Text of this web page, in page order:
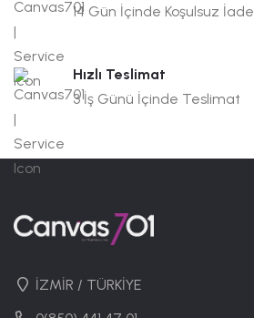
14 Gün İçinde Koşulsuz İade
Hızlı Teslimat
3 İş Günü İçinde Teslimat
İZMİR / TÜRKİYE